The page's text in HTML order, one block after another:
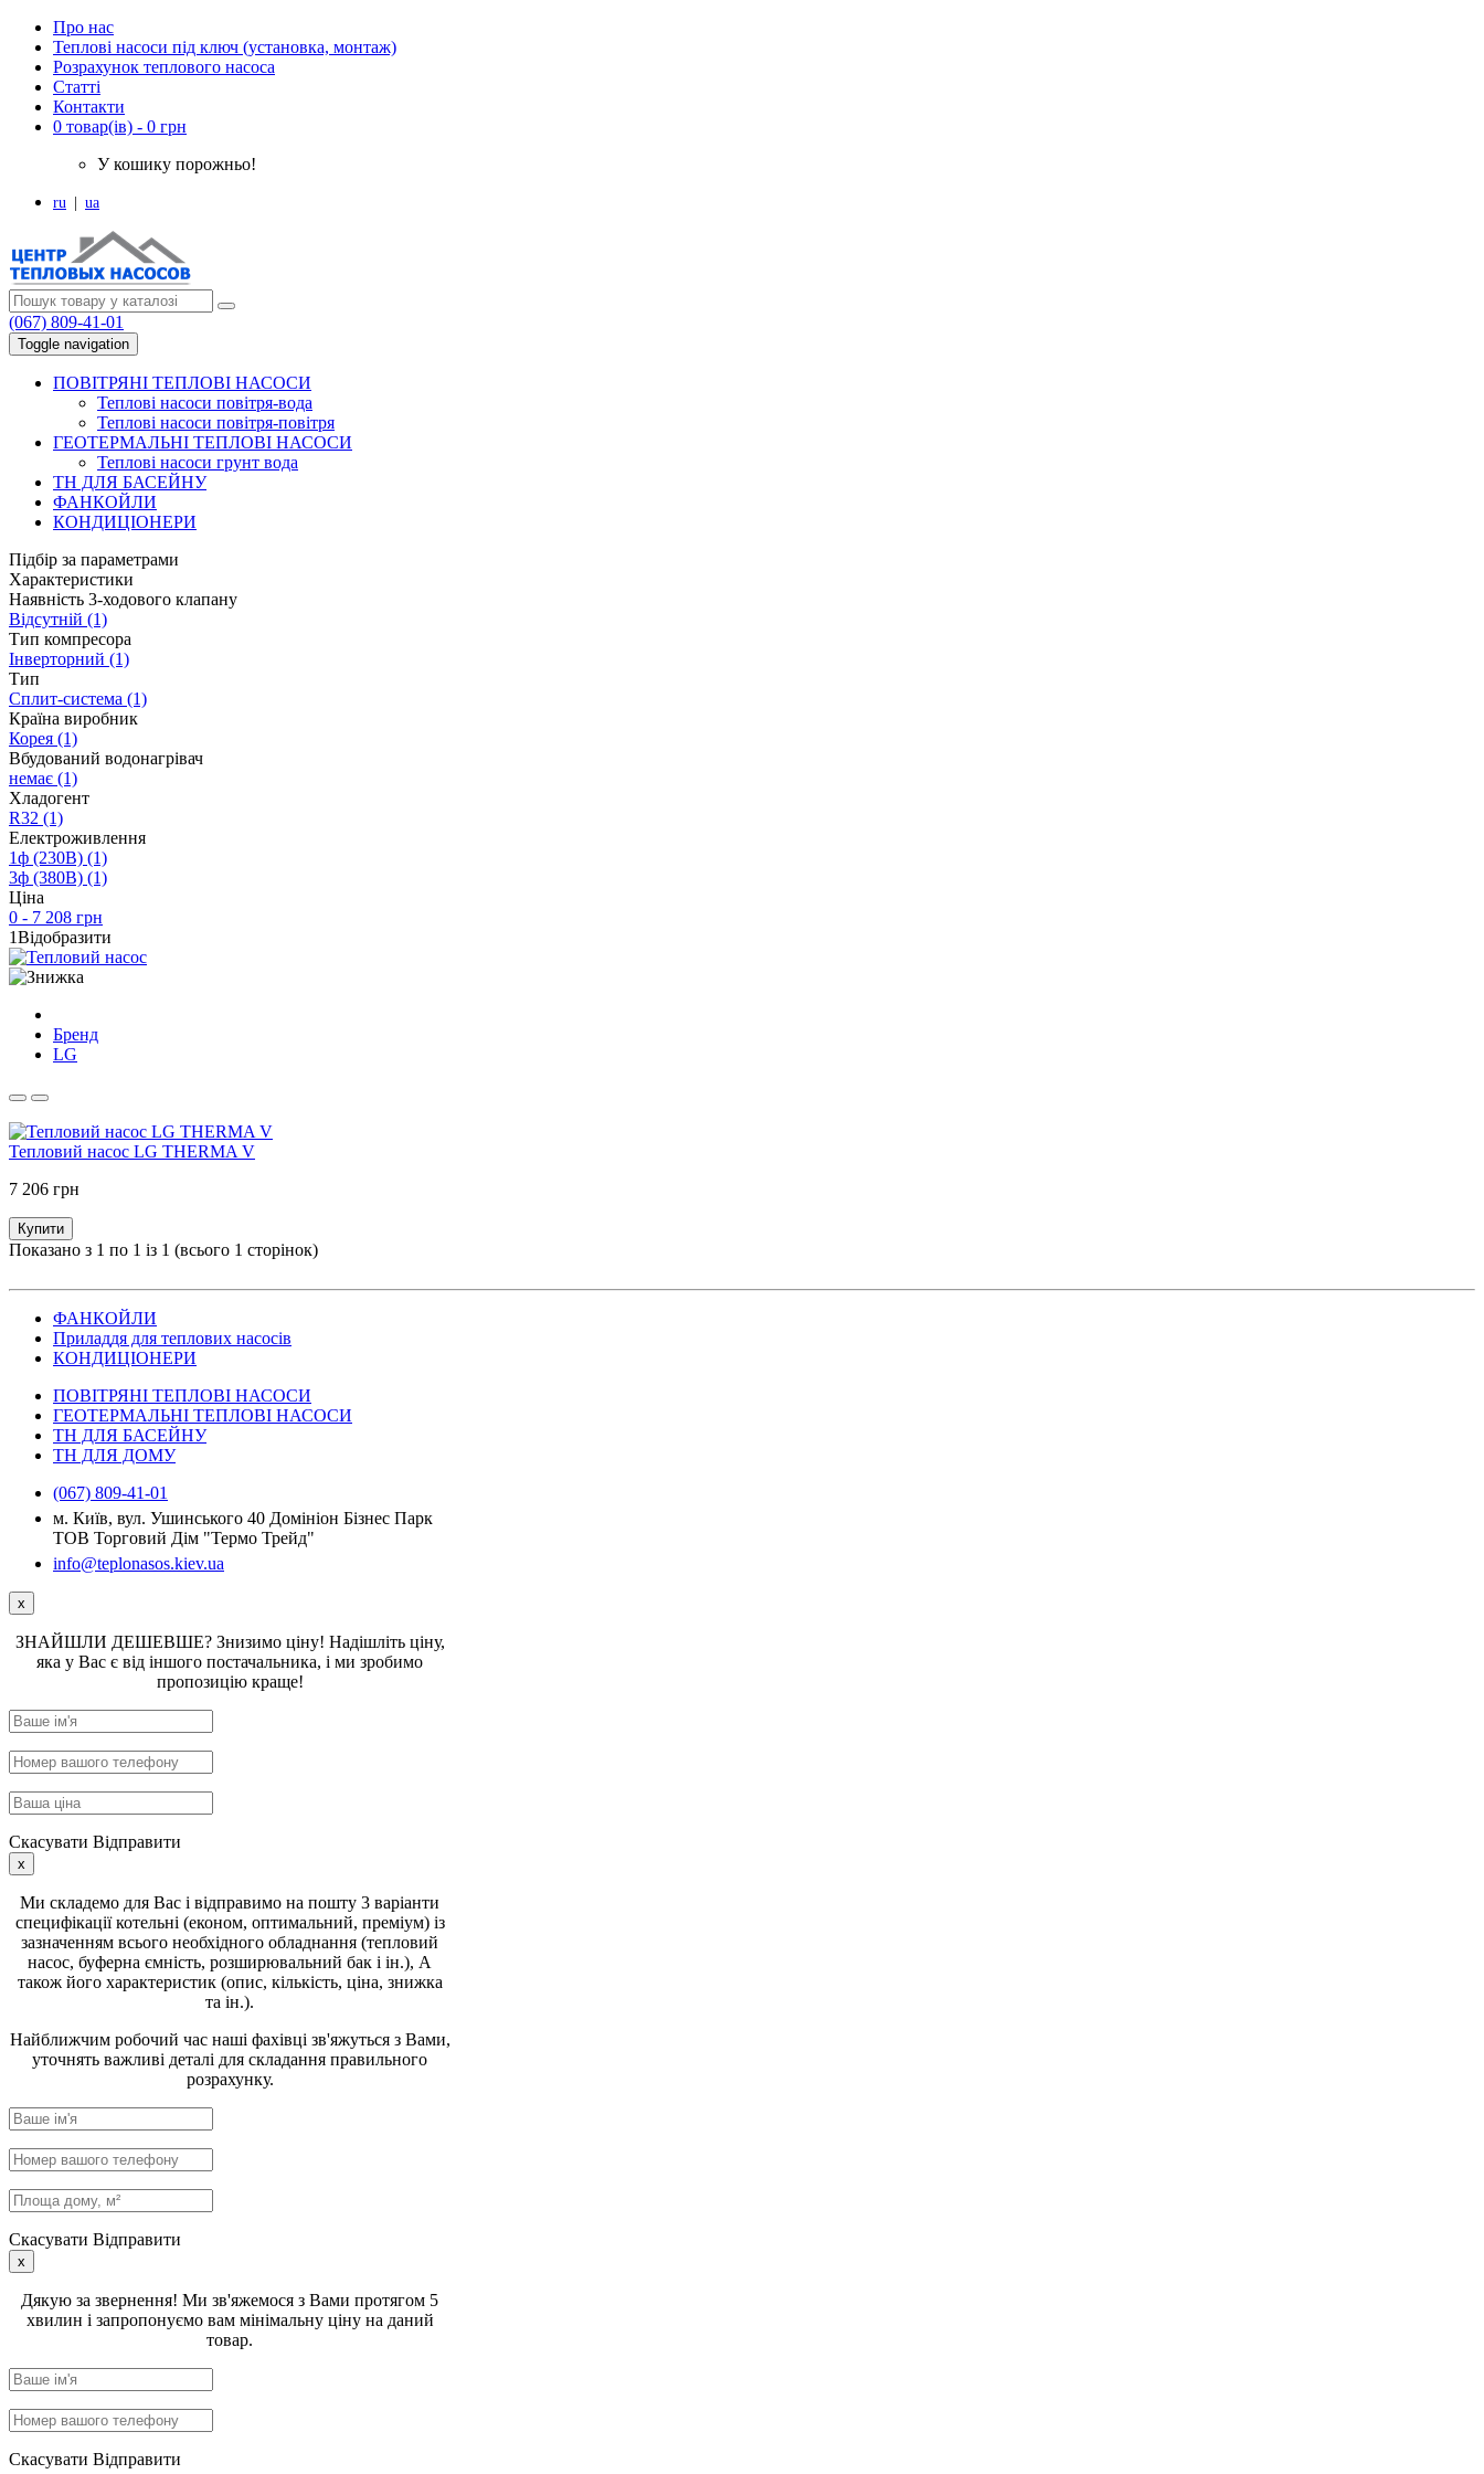
Про нас
Теплові насоси під ключ (установка, монтаж)
Розрахунок теплового насоса
Статті
Контакти
0 товар(ів) - 0 грн
У кошику порожньо!
ru ua
(067) 809-41-01
Toggle navigation
ПОВІТРЯНІ ТЕПЛОВІ НАСОСИ
Теплові насоси повітря-вода
Теплові насоси повітря-повітря
ГЕОТЕРМАЛЬНІ ТЕПЛОВІ НАСОСИ
Теплові насоси грунт вода
ТН ДЛЯ БАСЕЙНУ
ФАНКОЙЛИ
КОНДИЦІОНЕРИ
Підбір за параметрами
Характеристики
Наявність 3-ходового клапану
Відсутній (1)
Тип компресора
Інверторний (1)
Тип
Сплит-система (1)
Країна виробник
Корея (1)
Вбудований водонагрівач
немає (1)
Хладогент
R32 (1)
Електроживлення
1ф (230В) (1)
3ф (380В) (1)
Ціна
0 - 7 208 грн
1Відобразити
Бренд
LG
Тепловий насос LG THERMA V
7 206 грн
Купити
Показано з 1 по 1 із 1 (всього 1 сторінок)
ФАНКОЙЛИ
Приладдя для теплових насосів
КОНДИЦІОНЕРИ
ПОВІТРЯНІ ТЕПЛОВІ НАСОСИ
ГЕОТЕРМАЛЬНІ ТЕПЛОВІ НАСОСИ
ТН ДЛЯ БАСЕЙНУ
ТН ДЛЯ ДОМУ
(067) 809-41-01
м. Київ, вул. Ушинського 40 Домініон Бізнес Парк
ТОВ Торговий Дім "Термо Трейд"
info@teplonasos.kiev.ua
x
ЗНАЙШЛИ ДЕШЕВШЕ? Знизимо ціну! Надішліть ціну,
яка у Вас є від іншого постачальника, і ми зробимо
пропозицію краще!
Скасувати Відправити
x
Ми складемо для Вас і відправимо на пошту 3 варіанти
специфікації котельні (економ, оптимальний, преміум) із
зазначенням всього необхідного обладнання (тепловий
насос, буферна ємність, розширювальний бак і ін.), А
також його характеристик (опис, кількість, ціна, знижка
та ін.).
Найближчим робочий час наші фахівці зв'яжуться з Вами,
уточнять важливі деталі для складання правильного
розрахунку.
Скасувати Відправити
x
Дякую за звернення! Ми зв'яжемося з Вами протягом 5
хвилин і запропонуємо вам мінімальну ціну на даний
товар.
Скасувати Відправити